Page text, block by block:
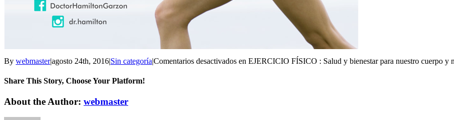
By webmaster|agosto 24th, 2016|Sin categoría|Comentarios desactivados en EJERCICIO FÍSICO : Salud y bienestar para nuestro cuerpo y
Share This Story, Choose Your Platform!
About the Author: webmaster